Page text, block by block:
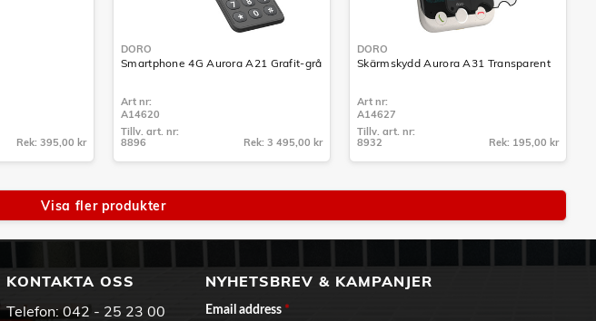
Rek: 395,00 kr
DORO
Smartphone 4G Aurora A21 Grafit-grå
Art nr:
A14620
8896
Tillv. art. nr:
8896
Rek: 3 495,00 kr
DORO
Skärmskydd Aurora A31 Transparent
Art nr:
A14627
8932
Tillv. art. nr:
8932
Rek: 195,00 kr
Visa fler produkter
KONTAKTA OSS
Telefon: 042 - 25 23 00
NYHETSBREV & KAMPANJER
Email address *